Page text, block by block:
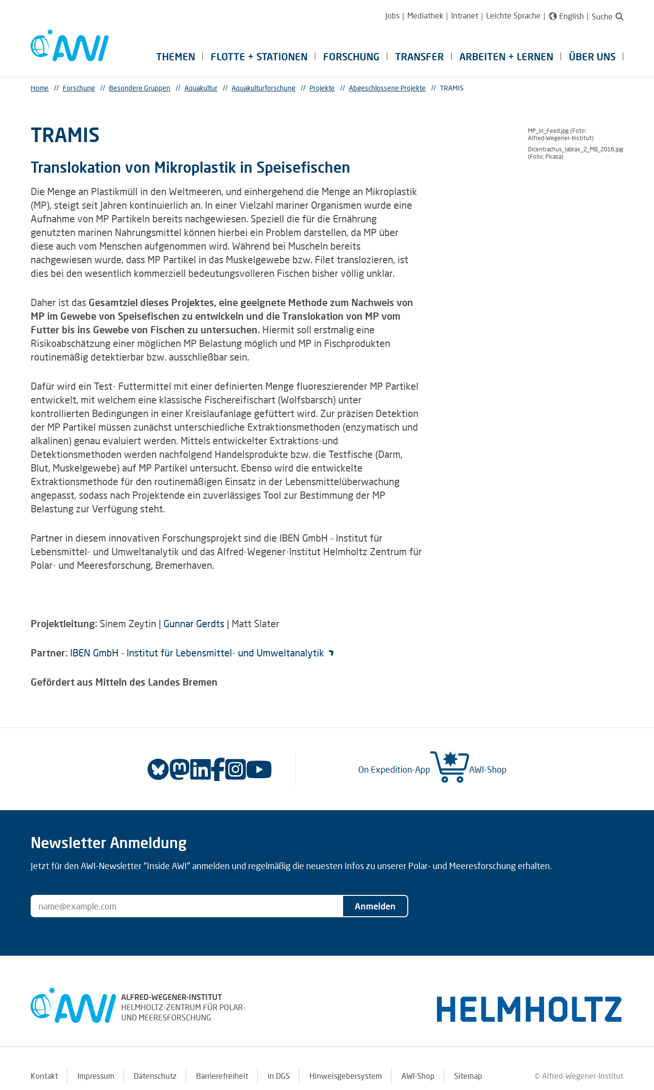
Jobs Mediathek Intranet Leichte Sprache English Suche
THEMEN FLOTTE + STATIONEN FORSCHUNG TRANSFER ARBEITEN + LERNEN ÜBER UNS
Home // Forschung // Besondere Gruppen // Aquakultur // Aquakulturforschung // Projekte // Abgeschlossene Projekte // TRAMIS
TRAMIS
Translokation von Mikroplastik in Speisefischen
Die Menge an Plastikmüll in den Weltmeeren, und einhergehend die Menge an Mikroplastik
(MP), steigt seit Jahren kontinuierlich an. In einer Vielzahl mariner Organismen wurde eine
Aufnahme von MP Partikeln bereits nachgewiesen. Speziell die für die Ernährung
genutzten marinen Nahrungsmittel können hierbei ein Problem darstellen, da MP über
diese auch vom Menschen aufgenommen wird. Während bei Muscheln bereits
nachgewiesen wurde, dass MP Partikel in das Muskelgewebe bzw. Filet translozieren, ist
dies bei den wesentlich kommerziell bedeutungsvolleren Fischen bisher völlig unklar.
Daher ist das Gesamtziel dieses Projektes, eine geeignete Methode zum Nachweis von
MP im Gewebe von Speisefischen zu entwickeln und die Translokation von MP vom
Futter bis ins Gewebe von Fischen zu untersuchen. Hiermit soll erstmalig eine
Risikoabschätzung einer möglichen MP Belastung möglich und MP in Fischprodukten
routinemäßig detektierbar bzw. ausschließbar sein.
Dafür wird ein Test- Futtermittel mit einer definierten Menge fluoreszierender MP Partikel
entwickelt, mit welchem eine klassische Fischereifischart (Wolfsbarsch) unter
kontrollierten Bedingungen in einer Kreislaufanlage gefüttert wird. Zur präzisen Detektion
der MP Partikel müssen zunächst unterschiedliche Extraktionsmethoden (enzymatisch und
alkalinen) genau evaluiert werden. Mittels entwickelter Extraktions-und
Detektionsmethoden werden nachfolgend Handelsprodukte bzw. die Testfische (Darm,
Blut, Muskelgewebe) auf MP Partikel untersucht. Ebenso wird die entwickelte
Extraktionsmethode für den routinemäßigen Einsatz in der Lebensmittelüberwachung
angepasst, sodass nach Projektende ein zuverlässiges Tool zur Bestimmung der MP
Belastung zur Verfügung steht.
Partner in diesem innovativen Forschungsprojekt sind die IBEN GmbH – Institut für
Lebensmittel- und Umweltanalytik und das Alfred-Wegener-Institut Helmholtz Zentrum für
Polar- und Meeresforschung, Bremerhaven.
Projektleitung: Sinem Zeytin | Gunnar Gerdts | Matt Slater
Partner: IBEN GmbH – Institut für Lebensmittel- und Umweltanalytik
Gefördert aus Mitteln des Landes Bremen
MP_in_Feed.jpg (Foto:
Alfred-Wegener-Institut)
Dicentrachus_labrax_2_MB_2016.jpg
(Foto: Picasa)
On Expedition-App AWI-Shop
Newsletter Anmeldung
Jetzt für den AWI-Newsletter "Inside AWI" anmelden und regelmäßig die neuesten Infos zu unserer Polar- und Meeresforschung erhalten.
Anmelden
ALFRED-WEGENER-INSTITUT
HELMHOLTZ-ZENTRUM FÜR POLAR-
UND MEERESFORSCHUNG
Kontakt Impressum Datenschutz Barrierefreiheit in DGS Hinweisgebersystem AWI-Shop Sitemap © Alfred-Wegener-Institut